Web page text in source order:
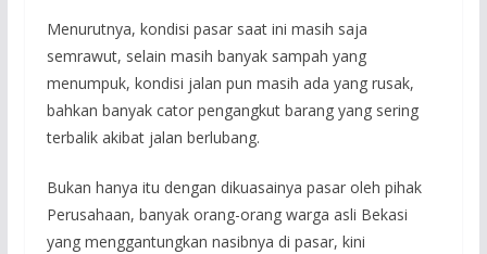
Menurutnya, kondisi pasar saat ini masih saja
semrawut, selain masih banyak sampah yang
menumpuk, kondisi jalan pun masih ada yang rusak,
bahkan banyak cator pengangkut barang yang sering
terbalik akibat jalan berlubang.
Bukan hanya itu dengan dikuasainya pasar oleh pihak
Perusahaan, banyak orang-orang warga asli Bekasi
yang menggantungkan nasibnya di pasar, kini